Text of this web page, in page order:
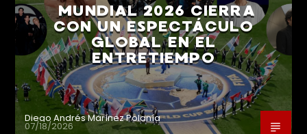
MUNDIAL 2026 CIERRA
CON UN ESPECTÁCULO
GLOBAL EN EL
ENTRETIEMPO
Diego Andrés Marínez Polanía
07/18/2026